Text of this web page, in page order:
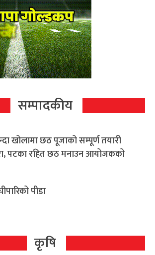
सम्पादकीय
खोलामा छठ पूजाको सम्पूर्ण तयारी
पटका रहित छठ मनाउन आयोजकको
पीडा
कृषि